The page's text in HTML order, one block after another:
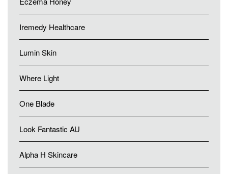
Iremedy Healthcare
Lumin Skin
Where Light
One Blade
Look Fantastic AU
Alpha H Skincare